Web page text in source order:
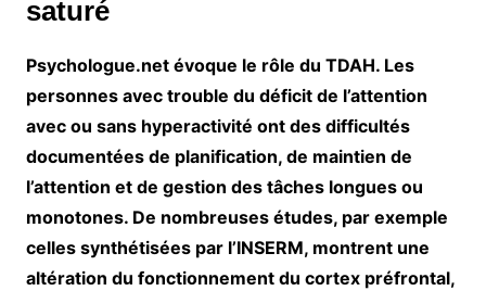
saturé
Psychologue.net évoque le rôle du TDAH. Les
personnes avec trouble du déficit de l’attention
avec ou sans hyperactivité ont des difficultés
documentées de planification, de maintien de
l’attention et de gestion des tâches longues ou
monotones. De nombreuses études, par exemple
celles synthétisées par l’INSERM, montrent une
altération du fonctionnement du cortex préfrontal,